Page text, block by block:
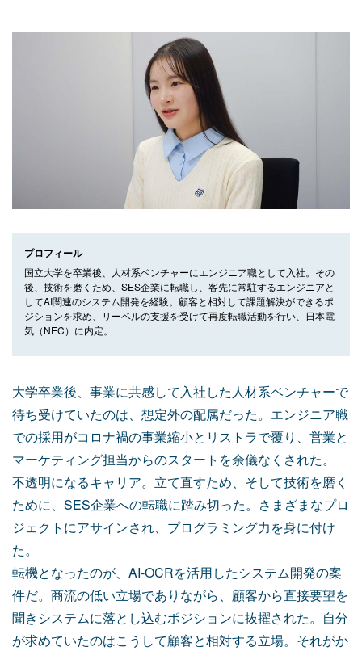
プロフィール
国立大学を卒業後、人材系ベンチャーにエンジニア職として入社。その
後、技術を磨くため、SES企業に転職し、客先に常駐するエンジニアと
してAI関連のシステム開発を経験。顧客と相対して課題解決ができるポ
ジションを求め、リーベルの支援を受けて再度転職活動を行い、日本電
気（NEC）に内定。
大学卒業後、事業に共感して入社した人材系ベンチャーで
待ち受けていたのは、想定外の配属だった。エンジニア職
での採用がコロナ禍の事業縮小とリストラで覆り、営業と
マーケティング担当からのスタートを余儀なくされた。
不透明になるキャリア。立て直すため、そして技術を磨く
ために、SES企業への転職に踏み切った。さまざまなプロ
ジェクトにアサインされ、プログラミング力を身に付け
た。
転機となったのが、AI-OCRを活用したシステム開発の案
件だ。商流の低い立場でありながら、顧客から直接要望を
聞きシステムに落とし込むポジションに抜擢された。自分
が求めていたのはこうして顧客と相対する立場。それがか